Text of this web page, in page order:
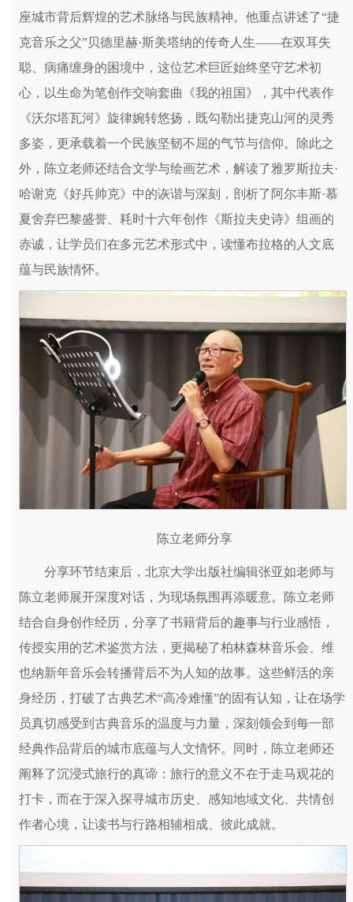
座城市背后辉煌的艺术脉络与民族精神。他重点讲述了“捷
克音乐之父”贝德里赫·斯美塔纳的传奇人生——在双耳失
聪、病痛缠身的困境中，这位艺术巨匠始终坚守艺术初
心，以生命为笔创作交响套曲《我的祖国》，其中代表作
《沃尔塔瓦河》旋律婉转悠扬，既勾勒出捷克山河的灵秀
多姿，更承载着一个民族坚韧不屈的气节与信仰。除此之
外，陈立老师还结合文学与绘画艺术，解读了雅罗斯拉夫·
哈谢克《好兵帅克》中的诙谐与深刻，剖析了阿尔丰斯·慕
夏舍弃巴黎盛誉、耗时十六年创作《斯拉夫史诗》组画的
赤诚，让学员们在多元艺术形式中，读懂布拉格的人文底
蕴与民族情怀。
陈立老师分享
分享环节结束后，北京大学出版社编辑张亚如老师与
陈立老师展开深度对话，为现场氛围再添暖意。陈立老师
结合自身创作经历，分享了书籍背后的趣事与行业感悟，
传授实用的艺术鉴赏方法，更揭秘了柏林森林音乐会、维
也纳新年音乐会转播背后不为人知的故事。这些鲜活的亲
身经历，打破了古典艺术“高冷难懂”的固有认知，让在场学
员真切感受到古典音乐的温度与力量，深刻领会到每一部
经典作品背后的城市底蕴与人文情怀。同时，陈立老师还
阐释了沉浸式旅行的真谛：旅行的意义不在于走马观花的
打卡，而在于深入探寻城市历史、感知地域文化、共情创
作者心境，让读书与行路相辅相成、彼此成就。